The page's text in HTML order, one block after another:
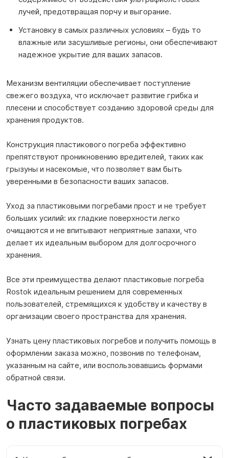
лучей, предотвращая порчу и выгорание.
Установку в самых различных условиях – будь то
влажные или засушливые регионы, они обеспечивают
надежное укрытие для ваших запасов.
Механизм вентиляции обеспечивает поступление
свежего воздуха, что исключает развитие грибка и
плесени и способствует созданию здоровой среды для
хранения продуктов.
Конструкция пластикового погреба эффективно
препятствуют проникновению вредителей, таких как
грызуны и насекомые, что позволяет вам быть
уверенными в безопасности ваших запасов.
Уход за пластиковыми погребами прост и не требует
больших усилий: их гладкие поверхности легко
очищаются и не впитывают неприятные запахи, что
делает их идеальным выбором для долгосрочного
хранения.
Все эти преимущества делают пластиковые погреба
Rostok идеальным решением для современных
пользователей, стремящихся к удобству и качеству в
организации своего пространства для хранения.
Узнать цену пластиковых погребов и получить помощь в
оформлении заказа можно, позвонив по телефонам,
указанным на сайте, или воспользовавшись формами
обратной связи.
Часто задаваемые вопросы
о пластиковых погребах